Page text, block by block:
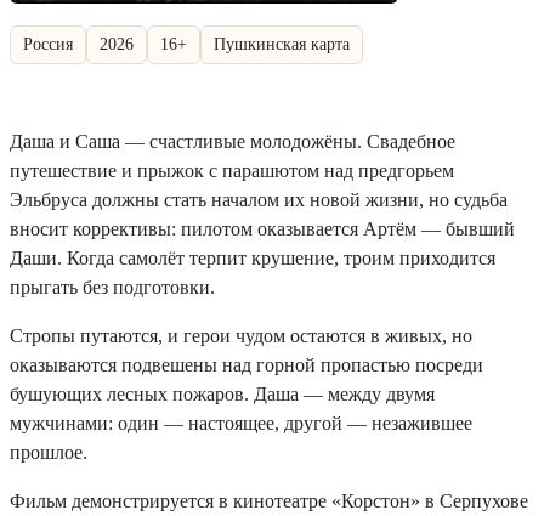
Россия 2026 16+ Пушкинская карта
Даша и Саша — счастливые молодожёны. Свадебное
путешествие и прыжок с парашютом над предгорьем
Эльбруса должны стать началом их новой жизни, но судьба
вносит коррективы: пилотом оказывается Артём — бывший
Даши. Когда самолёт терпит крушение, троим приходится
прыгать без подготовки.
Стропы путаются, и герои чудом остаются в живых, но
оказываются подвешены над горной пропастью посреди
бушующих лесных пожаров. Даша — между двумя
мужчинами: один — настоящее, другой — незажившее
прошлое.
Фильм демонстрируется в кинотеатре «Корстон» в Серпухове